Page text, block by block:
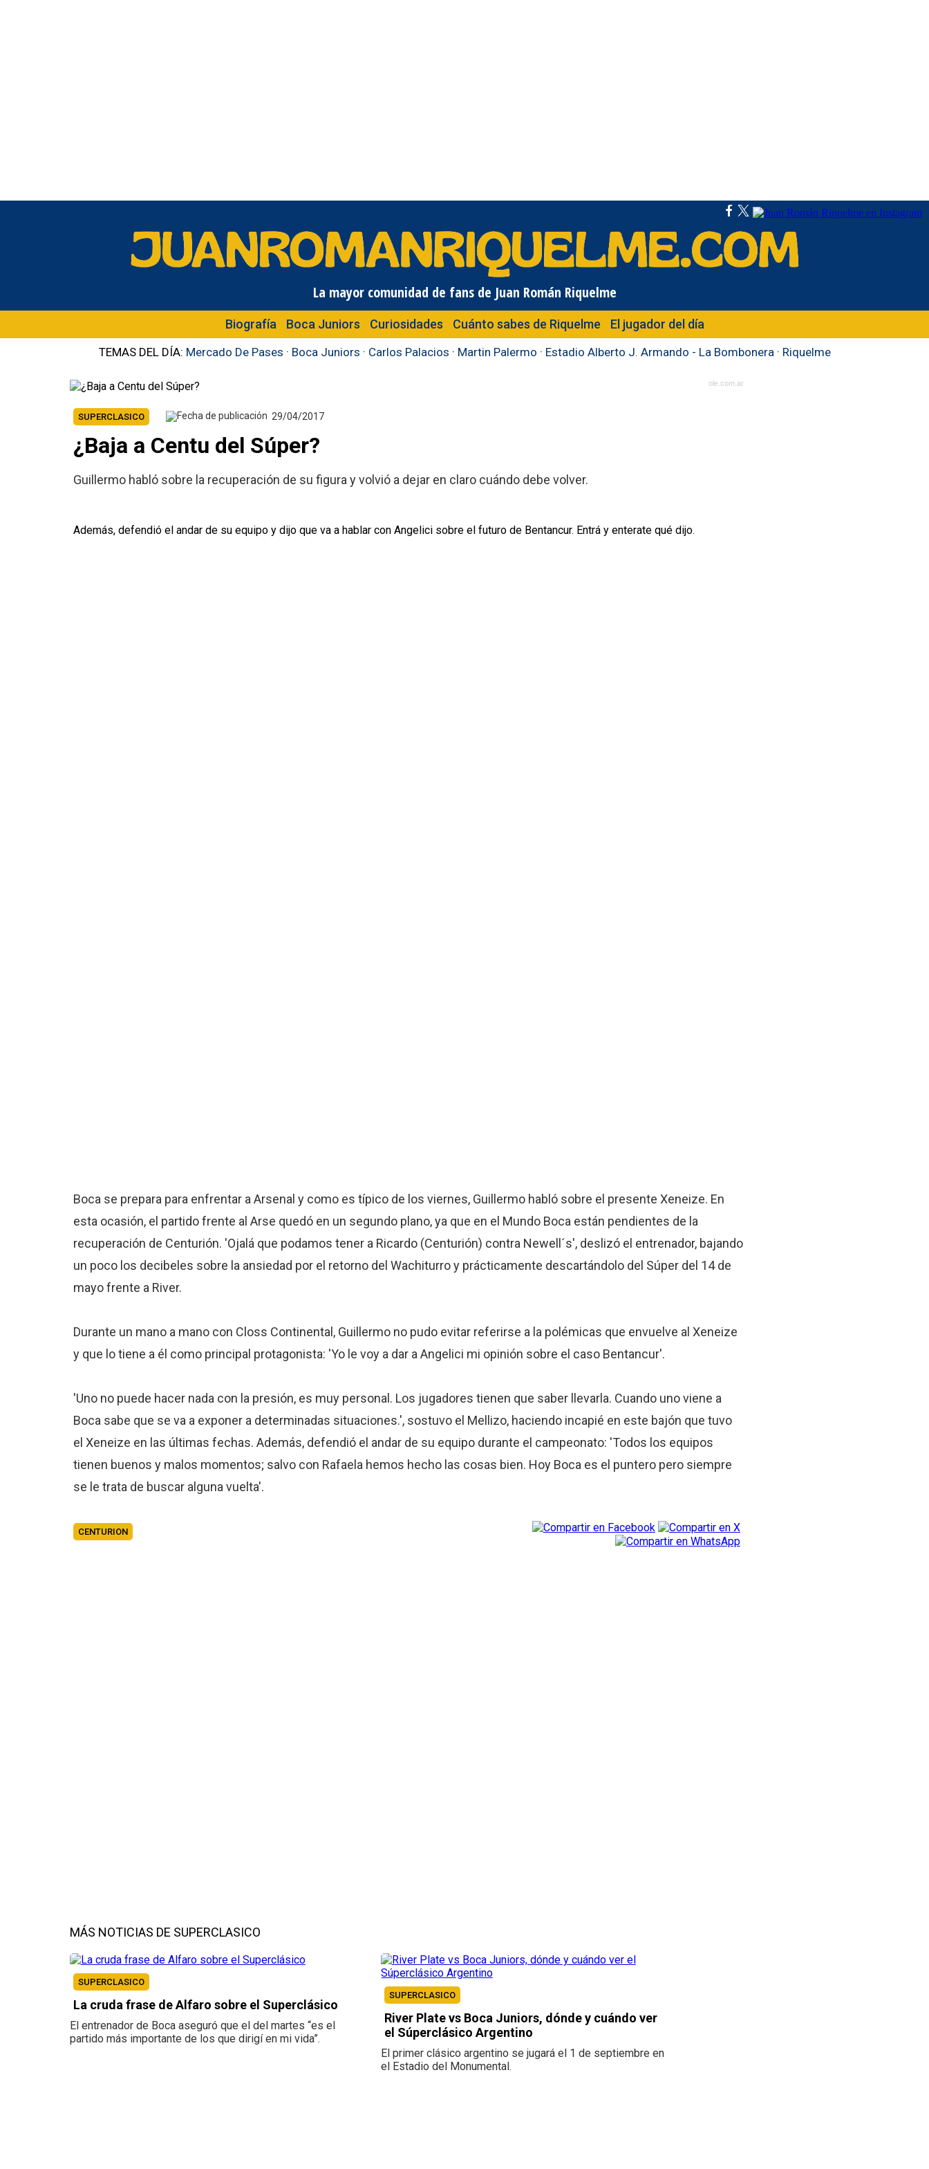
La mayor comunidad de fans de Juan Román Riquelme
Biografía Boca Juniors Curiosidades Cuánto sabes de Riquelme El jugador del día
TEMAS DEL DÍA: Mercado De Pases · Boca Juniors · Carlos Palacios · Martin Palermo · Estadio Alberto J. Armando - La Bombonera · Riquelme
ole.com.ar
SUPERCLASICO 29/04/2017
¿Baja a Centu del Súper?
Guillermo habló sobre la recuperación de su figura y volvió a dejar en claro cuándo debe volver.
Además, defendió el andar de su equipo y dijo que va a hablar con Angelici sobre el futuro de Bentancur. Entrá y enterate qué dijo.
Boca se prepara para enfrentar a Arsenal y como es típico de los viernes, Guillermo habló sobre el presente Xeneize. En
esta ocasión, el partido frente al Arse quedó en un segundo plano, ya que en el Mundo Boca están pendientes de la
recuperación de Centurión. 'Ojalá que podamos tener a Ricardo (Centurión) contra Newell´s', deslizó el entrenador, bajando
un poco los decibeles sobre la ansiedad por el retorno del Wachiturro y prácticamente descartándolo del Súper del 14 de
mayo frente a River.
Durante un mano a mano con Closs Continental, Guillermo no pudo evitar referirse a la polémicas que envuelve al Xeneize
y que lo tiene a él como principal protagonista: 'Yo le voy a dar a Angelici mi opinión sobre el caso Bentancur'.
'Uno no puede hacer nada con la presión, es muy personal. Los jugadores tienen que saber llevarla. Cuando uno viene a
Boca sabe que se va a exponer a determinadas situaciones.', sostuvo el Mellizo, haciendo incapié en este bajón que tuvo
el Xeneize en las últimas fechas. Además, defendió el andar de su equipo durante el campeonato: 'Todos los equipos
tienen buenos y malos momentos; salvo con Rafaela hemos hecho las cosas bien. Hoy Boca es el puntero pero siempre
se le trata de buscar alguna vuelta'.
CENTURION
MÁS NOTICIAS DE SUPERCLASICO
SUPERCLASICO
La cruda frase de Alfaro sobre el Superclásico
El entrenador de Boca aseguró que el del martes “es el
partido más importante de los que dirigí en mi vida”.
SUPERCLASICO
River Plate vs Boca Juniors, dónde y cuándo ver
el Súperclásico Argentino
El primer clásico argentino se jugará el 1 de septiembre en
el Estadio del Monumental.